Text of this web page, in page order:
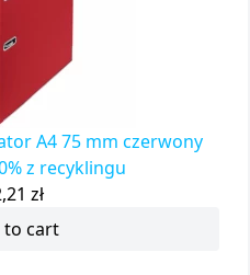
A4 75 mm czerwony
z recyklingu
zł
to cart